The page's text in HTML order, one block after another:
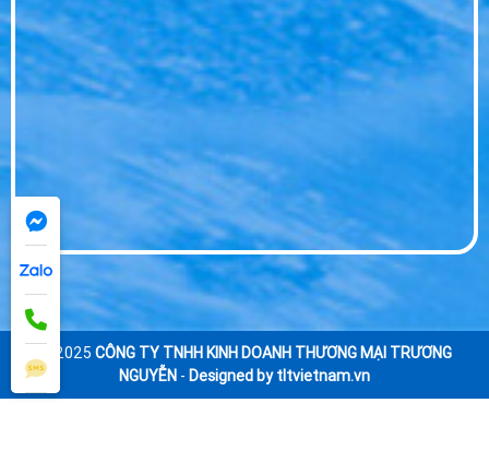
© 2025 CÔNG TY TNHH KINH DOANH THƯƠNG MẠI TRƯƠNG
NGUYỄN - Designed by tltvietnam.vn